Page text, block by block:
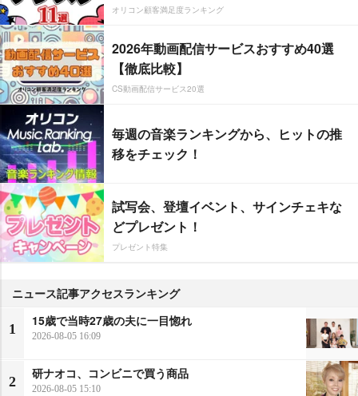
オリコン顧客満足度ランキング
2026年動画配信サービスおすすめ40選
【徹底比較】
CS動画配信サービス20選
毎週の音楽ランキングから、ヒットの推
移をチェック！
試写会、登壇イベント、サインチェキな
どプレゼント！
プレゼント特集
ニュース記事アクセスランキング
1
15歳で当時27歳の夫に一目惚れ
2026-08-05 16:09
2
研ナオコ、コンビニで買う商品
2026-08-05 15:10